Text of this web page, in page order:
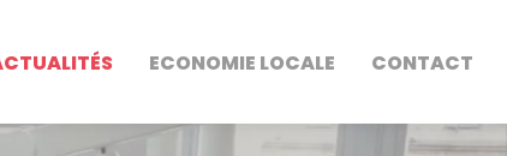
ECONOMIE LOCALE CONTACT